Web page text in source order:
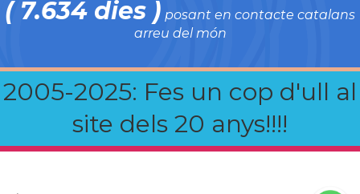
( 7.634 dies ) posant en contacte catalans
arreu del món
2005-2025: Fes un cop d'ull al
site dels 20 anys!!!!